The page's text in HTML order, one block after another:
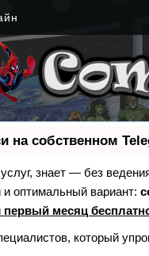
на собственном
знает — без
оптимальный вариант:
первый месяц
который